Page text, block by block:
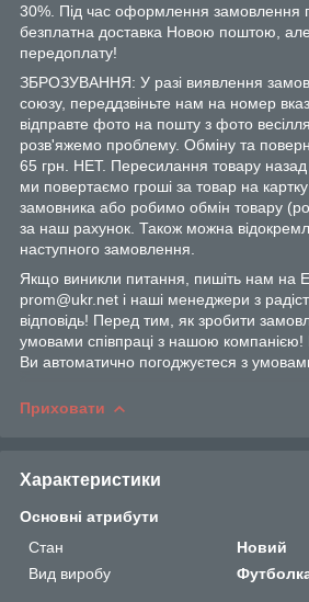
30%. Під час оформлення замовлення
безплатна доставка Новою поштою, але
передоплату!
ЗБРОЗУВАННЯ: У разі виявлення
союзу, переддзвіньте нам на номер
відправте фото на пошту з фото
розв'яжемо проблему. Обміну та
65 грн. НЕТ. Пересилання товару
ми повертаємо гроші за товар на
замовника або робимо обмін товару
за наш рахунок. Також можна
наступного замовлення.
Якщо виникли питання, пишіть нам на
prom@ukr.net і наші менеджери з
відповідь! Перед тим, як зробити
умовами співпраці з нашою компанією!
Ви автоматично погоджуєтеся з
Приховати
Характеристики
Основні атрибути
Стан
Новий
Вид виробу